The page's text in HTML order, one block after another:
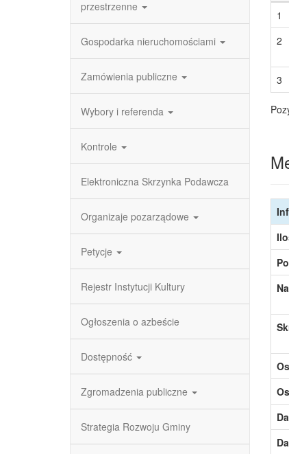
przestrzenne
Gospodarka nieruchomościami
Zamówienia publiczne
Wybory i referenda
Kontrole
Elektroniczna Skrzynka Podawcza
Organizaje pozarządowe
Petycje
Rejestr Instytucji Kultury
Ogłoszenia o azbeście
Dostępność
Zgromadzenia publiczne
Strategia Rozwoju Gminy
1
2
3